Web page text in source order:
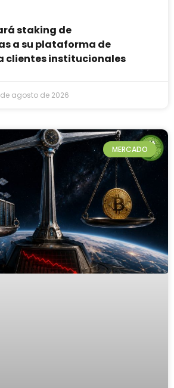
staking de
a su plataforma de
clientes institucionales
agosto de 2026
MERCADO